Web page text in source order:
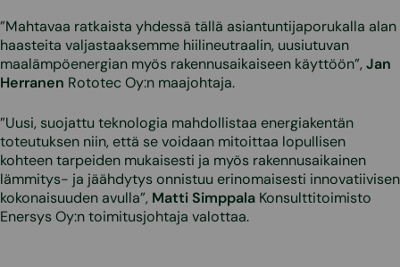
”Mahtavaa ratkaista yhdessä tällä asiantuntijaporukalla alan
haasteita valjastaaksemme hiilineutraalin, uusiutuvan
maalämpöenergian myös rakennusaikaiseen käyttöön”,Jan
Herranen Rototec Oy:n maajohtaja.
”Uusi, suojattu teknologia mahdollistaa energiakentän
toteutuksen niin, että se voidaan mitoittaa lopullisen
kohteen tarpeiden mukaisesti ja myös rakennusaikainen
lämmitys- ja jäähdytys onnistuu erinomaisesti innovatiivisen
kokonaisuuden avulla”, Matti Simppala Konsulttitoimisto
Enersys Oy:n toimitusjohtaja valottaa.